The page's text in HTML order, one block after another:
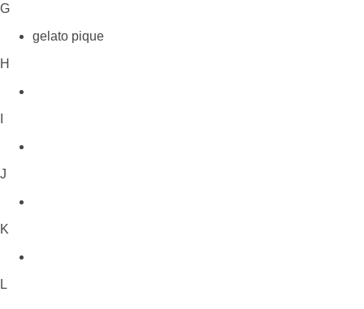
G
gelato pique
H
J
K
L